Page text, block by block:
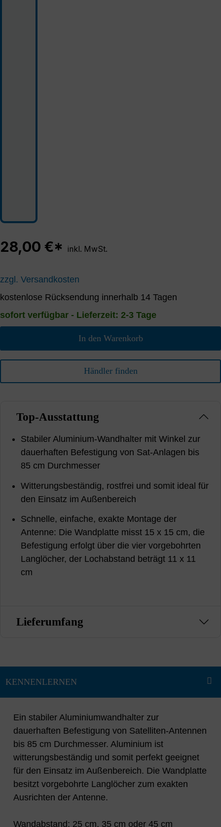
28,00 €* inkl. MwSt.
zzgl. Versandkosten
kostenlose Rücksendung innerhalb 14 Tagen
sofort verfügbar - Lieferzeit: 2-3 Tage
In den Warenkorb
Händler finden
Top-Ausstattung
Stabiler Aluminium-Wandhalter mit Winkel zur
dauerhaften Befestigung von Sat-Anlagen bis
85 cm Durchmesser
Witterungsbeständig, rostfrei und somit ideal für
den Einsatz im Außenbereich
Schnelle, einfache, exakte Montage der
Antenne: Die Wandplatte misst 15 x 15 cm, die
Befestigung erfolgt über die vier vorgebohrten
Langlöcher, der Lochabstand beträgt 11 x 11
cm
Lieferumfang
Ein stabiler Aluminiumwandhalter zur
dauerhaften Befestigung von Satelliten-Antennen
bis 85 cm Durchmesser. Aluminium ist
witterungsbeständig und somit perfekt geeignet
für den Einsatz im Außenbereich. Die Wandplatte
besitzt vorgebohrte Langlöcher zum exakten
Ausrichten der Antenne.
Wandabstand: 25 cm, 35 cm oder 45 cm